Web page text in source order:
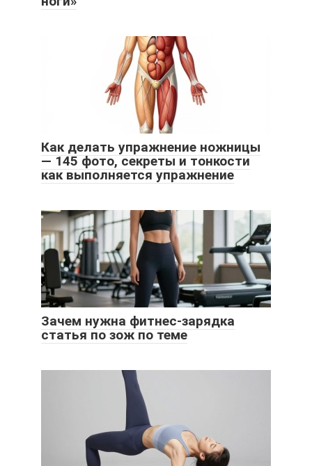
Как делать упражнение ножницы
— 145 фото, секреты и тонкости
как выполняется упражнение
Зачем нужна фитнес-зарядка
статья по зож по теме